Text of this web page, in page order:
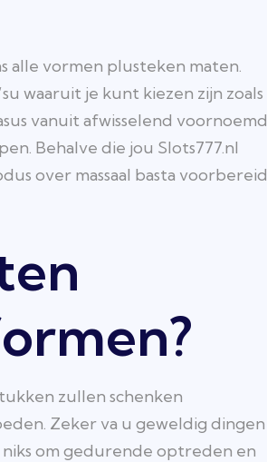
alle vormen plusteken maten.
waaruit je kunt kiezen zijn zoals
vanuit afwisselend voornoemd
Behalve die jou Slots777.nl
over massaal basta voorbereid
zullen schenken
Zeker va u geweldig dingen
niks om gedurende optreden en